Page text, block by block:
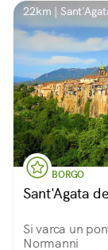
22km |
BORGO
Sant'Agata
Si varca un
Normanni